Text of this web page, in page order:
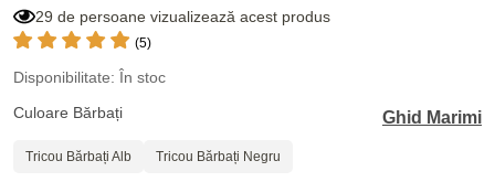
29 de persoane vizualizează acest produs
(5)
Disponibilitate: În stoc
Culoare Bărbați
Ghid Marimi
Tricou Bărbați Alb Tricou Bărbați Negru